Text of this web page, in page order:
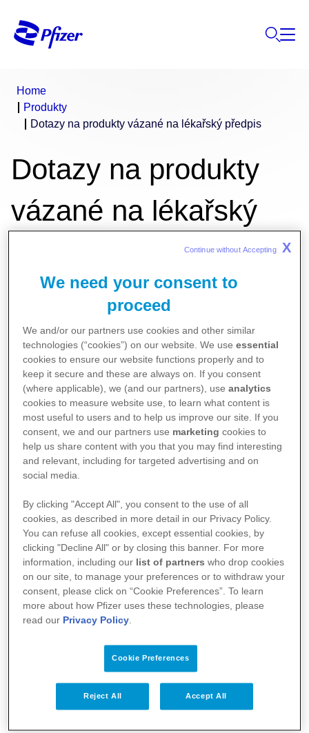
Home
Produkty
Dotazy na produkty vázané na lékařský předpis
Dotazy na produkty
vázané na lékařský
Pokud jste odborný pracovník ve zdravotnictví,
můžete zde položit dotaz společnosti Pfizer, který
se týká našich léčivých přípravků vázaných na
předpis:
Online formulář pro zdravotnické pracovníky
Pokud nejste zdravotník, můžete zde položit dotaz
společnosti Pfizer, který se týká našich léčivých
přípravků vázaných na předpis:
Online formulář pro širokou veřejnost
Vaše dotazy budou zpracovány odborným
informačním servisem společnosti Pfizer.
We need your consent to
proceed
We and/or our partners use cookies and other similar
technologies (“cookies”) on our website. We useessential
cookies to ensure our website functions properly and to
keep it secure and these are always on. If you consent
(where applicable), we (and our partners), useanalytics
cookies to measure website use, to learn what content is
most useful to users and to help us improve our site. If you
consent, we and our partners use marketing cookies to
help us share content with you that you may find interesting
and relevant, including for targeted advertising and on
social media.
By clicking "Accept All", you consent to the use of all
cookies, as described in more detail in our Privacy Policy.
You can refuse all cookies, except essential cookies, by
clicking "Decline All" or by closing this banner. For more
information, including our list of partners who drop cookies
on our site, to manage your preferences or to withdraw your
consent, please click on “Cookie Preferences”. To learn
more about how Pfizer uses these technologies, please
read our Privacy Policy
Cookie Preferences
Reject All Accept All
Continue without Accepting X